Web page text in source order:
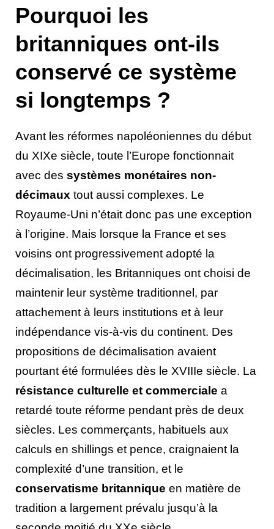
Pourquoi les
britanniques ont-ils
conservé ce système
si longtemps ?
Avant les réformes napoléoniennes du début
du XIXe siècle, toute l’Europe fonctionnait
avec des systèmes monétaires non-
décimaux tout aussi complexes. Le
Royaume-Uni n’était donc pas une exception
à l’origine. Mais lorsque la France et ses
voisins ont progressivement adopté la
décimalisation, les Britanniques ont choisi de
maintenir leur système traditionnel, par
attachement à leurs institutions et à leur
indépendance vis-à-vis du continent. Des
propositions de décimalisation avaient
pourtant été formulées dès le XVIIIe siècle. La
résistance culturelle et commerciale a
retardé toute réforme pendant près de deux
siècles. Les commerçants, habituels aux
calculs en shillings et pence, craignaient la
complexité d’une transition, et le
conservatisme britannique en matière de
tradition a largement prévalu jusqu’à la